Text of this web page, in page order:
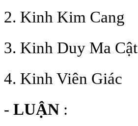
2. Kinh Kim Cang
3. Kinh Duy Ma Cật
4. Kinh Viên Giác
- LUẬN :